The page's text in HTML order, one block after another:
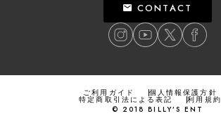
CONTACT
ご利用ガイド 個人情報保護方針
特定商取引法による表記
利用規約
© 2018 BILLY’S ENT